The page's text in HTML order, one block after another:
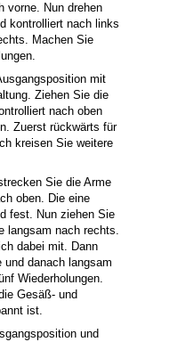
vorne. Nun drehen
kontrolliert nach links
Machen Sie
mit
Ziehen Sie die
nach oben
Zuerst rückwärts für
kreisen Sie weitere
Sie die Arme
oben. Die eine
fest. Nun ziehen Sie
langsam nach rechts.
dabei mit. Dann
danach langsam
Wiederholungen.
Gesäß- und
ist.
und